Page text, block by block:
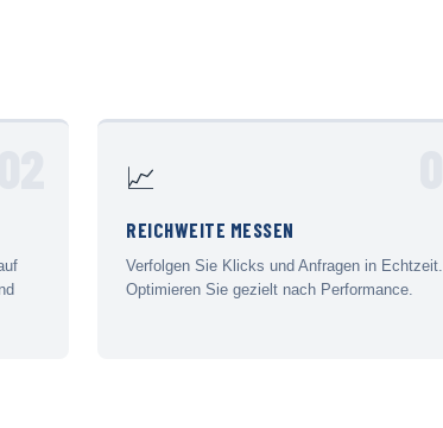
📈
REICHWEITE MESSEN
Verfolgen Sie Klicks und Anfragen in Echtzeit.
Optimieren Sie gezielt nach Performance.